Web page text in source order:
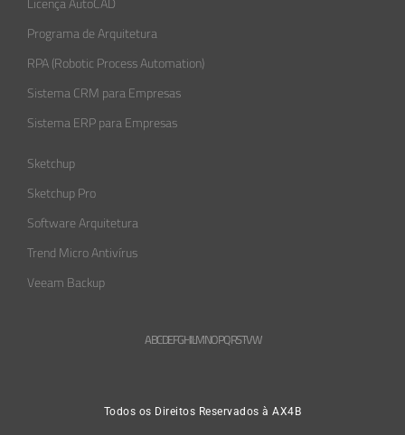
Programa de Arquitetura
RPA (Robotic Process Automation)
Sistema CRM para Empresas
Sistema ERP para Empresas
Sketchup
Sketchup Pro
Software Arquitetura
Trend Micro Antivírus
Veeam Backup
ABCDEFGHLMNOPQRSTVW
Todos os Direitos Reservados à AX4B